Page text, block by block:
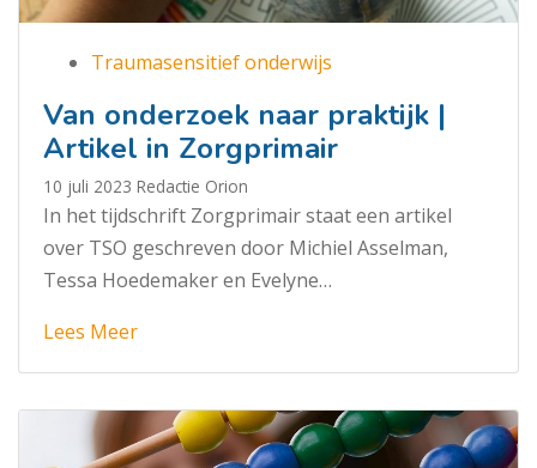
Traumasensitief onderwijs
Van onderzoek naar praktijk |
Artikel in Zorgprimair
10 juli 2023 Redactie Orion
In het tijdschrift Zorgprimair staat een artikel
over TSO geschreven door Michiel Asselman,
Tessa Hoedemaker en Evelyne…
Lees Meer